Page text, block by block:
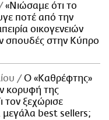
«Νιώσαμε ότι το
ποτέ από την
οικογενειών
σπουδές στην Κύπρο
Ο «Καθρέφτης»
κορυφή της
τον ξεχώρισε
μεγάλα best sellers;